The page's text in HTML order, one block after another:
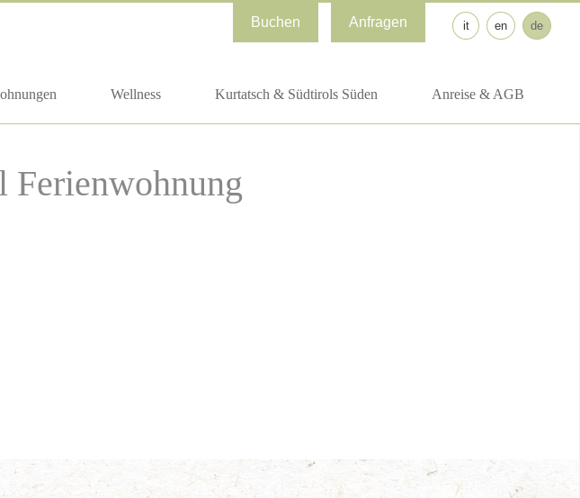
Buchen Anfragen it en de
Wellness Kurtatsch & Südtirols Süden Anreise & AGB
Ferienwohnung